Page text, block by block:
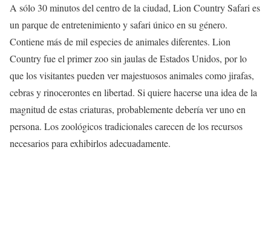
A sólo 30 minutos del centro de la ciudad, Lion Country Safari es
un parque de entretenimiento y safari único en su género.
Contiene más de mil especies de animales diferentes. Lion
Country fue el primer zoo sin jaulas de Estados Unidos, por lo
que los visitantes pueden ver majestuosos animales como jirafas,
cebras y rinocerontes en libertad. Si quiere hacerse una idea de la
magnitud de estas criaturas, probablemente debería ver uno en
persona. Los zoológicos tradicionales carecen de los recursos
necesarios para exhibirlos adecuadamente.